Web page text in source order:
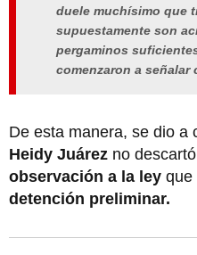
duele muchísimo que
supuestamente son
pergaminos
comenzaron a señalar
De esta manera, se dio a
Heidy Juárez no
observación a la ley que
detención preliminar.